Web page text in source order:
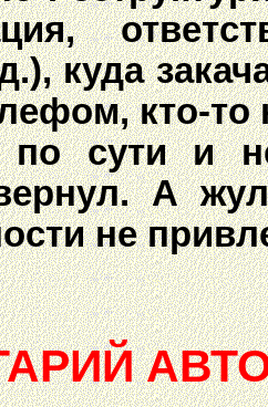
куда
кто-
по сути и
А
не